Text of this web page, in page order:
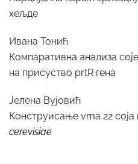
хељде
Ивана Тонић
Компаративна анализа
на присуство prtR гена
Јелена Вујовић
Конструисање vma 22 соја
cerevisiae